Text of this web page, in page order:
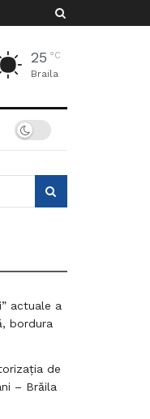
25 °C
Braila
actuale a
bordura
de
– Brăila